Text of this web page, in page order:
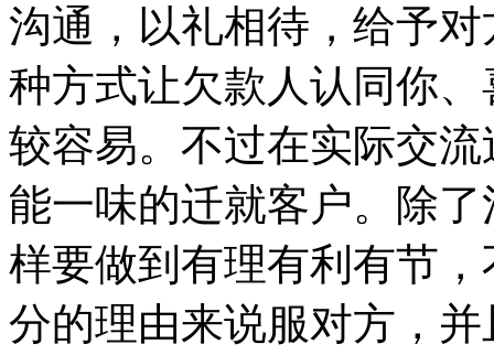
沟通，以礼相待，给予
种方式让欠款人认同你
较容易。不过在实际交
能一味的迁就客户。除
样要做到有理有利有节
分的理由来说服对方，